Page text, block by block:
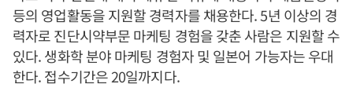
등의 영업활동을 지원할 경력자를 채용한다. 5년 이상의 경
력자로 진단시약부문 마케팅 경험을 갖춘 사람은 지원할 수
있다. 생화학 분야 마케팅 경험자 및 일본어 가능자는 우대
한다. 접수기간은 20일까지다.